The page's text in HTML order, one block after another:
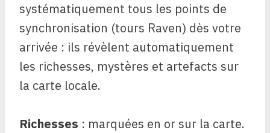
systématiquement tous les points de
synchronisation (tours Raven) dès votre
arrivée : ils révèlent automatiquement
les richesses, mystères et artefacts sur
la carte locale.
Richesses : marquées en or sur la carte.